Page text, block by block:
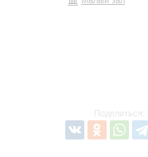
Поделиться: